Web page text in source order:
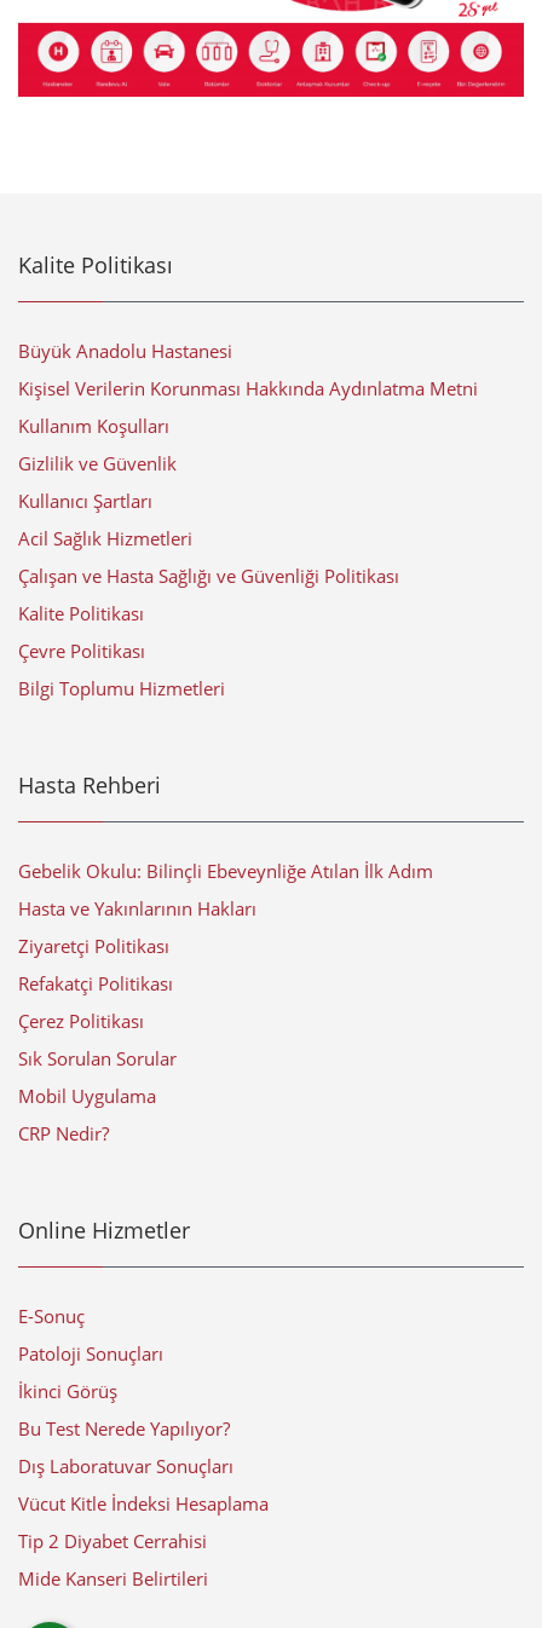
Kalite Politikası
Büyük Anadolu Hastanesi
Kişisel Verilerin Korunması Hakkında Aydınlatma Metni
Kullanım Koşulları
Gizlilik ve Güvenlik
Kullanıcı Şartları
Acil Sağlık Hizmetleri
Çalışan ve Hasta Sağlığı ve Güvenliği Politikası
Kalite Politikası
Çevre Politikası
Bilgi Toplumu Hizmetleri
Hasta Rehberi
Gebelik Okulu: Bilinçli Ebeveynliğe Atılan İlk Adım
Hasta ve Yakınlarının Hakları
Ziyaretçi Politikası
Refakatçi Politikası
Çerez Politikası
Sık Sorulan Sorular
Mobil Uygulama
CRP Nedir?
Online Hizmetler
E-Sonuç
Patoloji Sonuçları
İkinci Görüş
Bu Test Nerede Yapılıyor?
Dış Laboratuvar Sonuçları
Vücut Kitle İndeksi Hesaplama
Tip 2 Diyabet Cerrahisi
Mide Kanseri Belirtileri